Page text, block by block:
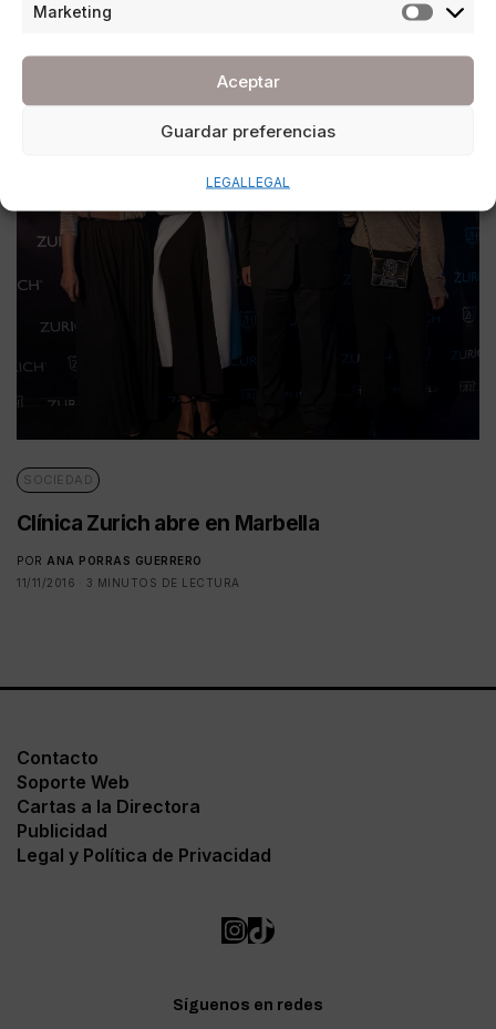
Marketing
Aceptar
Guardar preferencias
LEGAL LEGAL
09/03/2018
2 MINUTOS DE LECTURA
SOCIEDAD
Clínica Zurich abre en Marbella
POR ANA PORRAS GUERRERO
11/11/2016
3 MINUTOS DE LECTURA
Contacto
Soporte Web
Cartas a la Directora
Publicidad
Legal y Política de Privacidad
Síguenos en redes